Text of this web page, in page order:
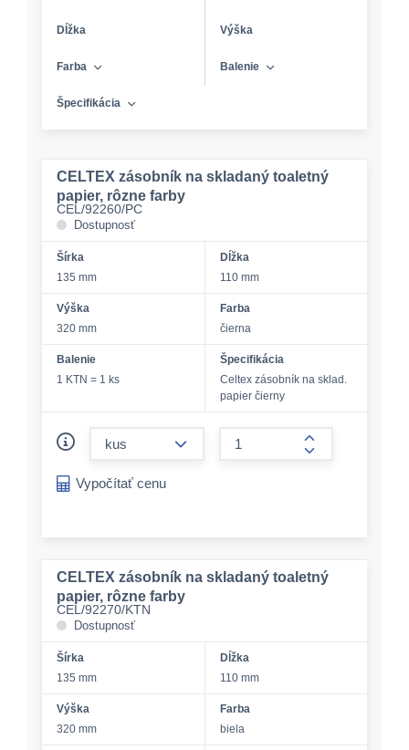
Dĺžka Výška
Farba Balenie
Špecifikácia
CELTEX zásobník na skladaný toaletný
papier, rôzne farby
CEL/92260/PC
Dostupnosť
Šírka
135 mm
Dĺžka
110 mm
Výška
320 mm
Farba
čierna
Balenie
1 KTN = 1 ks
Špecifikácia
Celtex zásobník na sklad.
papier čierny
form.increase-
Vypočítať cenu
CELTEX zásobník na skladaný toaletný
papier, rôzne farby
CEL/92270/KTN
Dostupnosť
Šírka
135 mm
Dĺžka
110 mm
Výška
320 mm
Farba
biela